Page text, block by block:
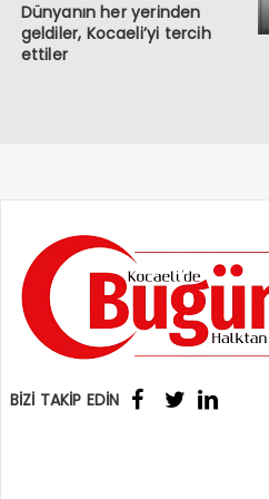
Dünyanın her yerinden
geldiler, Kocaeli’yi tercih
ettiler
BİZİ TAKİP EDİN